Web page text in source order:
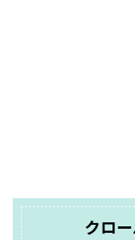
クロ